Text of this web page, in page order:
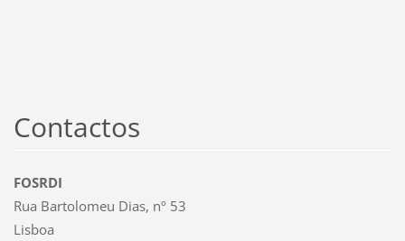
Contactos
FOSRDI
Rua Bartolomeu Dias, nº 53
Lisboa